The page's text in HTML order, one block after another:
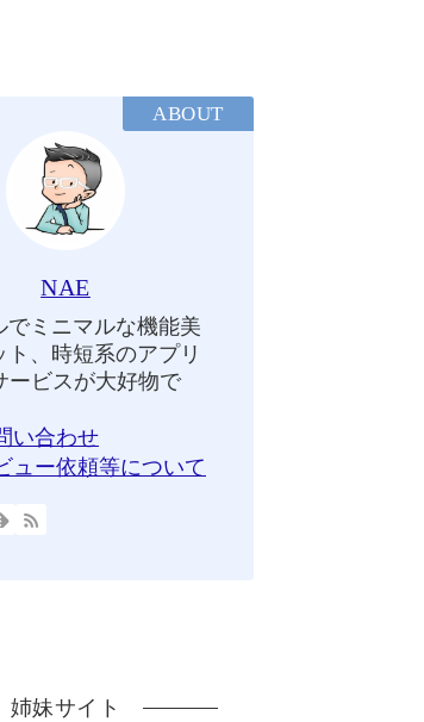
ABOUT
NAE
でミニマルな機能美
ト、時短系のアプリ
ービスが大好物で
い合わせ
ュー依頼等について
姉妹サイト